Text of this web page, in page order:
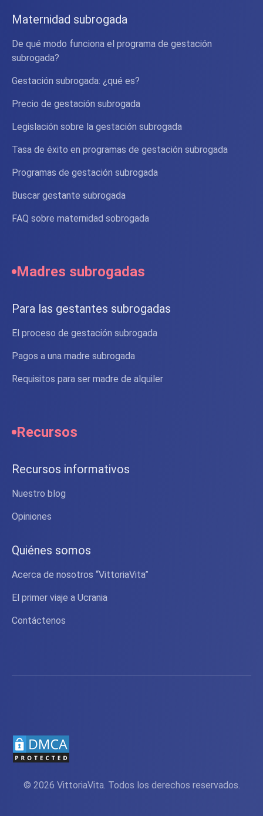
Maternidad subrogada
De qué modo funciona el programa de gestación
subrogada?
Gestación subrogada: ¿qué es?
Precio de gestación subrogada
Legislación sobre la gestación subrogada
Tasa de éxito en programas de gestación subrogada
Programas de gestación subrogada
Buscar gestante subrogada
FAQ sobre maternidad sobrogada
Madres subrogadas
Para las gestantes subrogadas
El proceso de gestación subrogada
Pagos a una madre subrogada
Requisitos para ser madre de alquiler
Recursos
Recursos informativos
Nuestro blog
Opiniones
Quiénes somos
Acerca de nosotros “VittoriaVita”
El primer viaje a Ucrania
Contáctenos
© 2026 VittoriaVita. Todos los derechos reservados.